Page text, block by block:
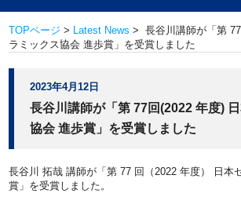
TOPページ > Latest News > 長谷川講師が「第
ラミックス協会 進歩賞」を受賞しました
2023年4月12日
長谷川講師が「第 77回(2022 年度)
協会 進歩賞」を受賞しました
長谷川 拓哉 講師が「第 77 回（2022 年度） 日本
賞」を受賞しました。